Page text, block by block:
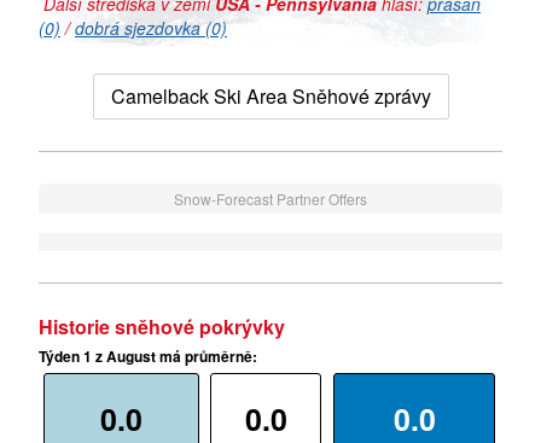
(0) /dobrá sjezdovka (0)
Camelback Ski Area Sněhové zprávy
Snow-Forecast Partner Offers
Historie sněhové pokrývky
Týden 1 z August má průměrně:
0.0 0.0 0.0